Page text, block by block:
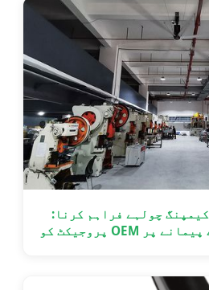
جرمنی کو 20,000 کیمپنگ چولہے فراہم کرنا:
VOOMA نے ایک بڑے پیمانے پر OEM پروجیکٹ کو